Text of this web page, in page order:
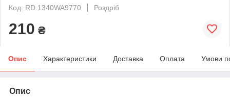
Код: RD.1340WA9770
Роздріб
210 ₴
Опис Характеристики Доставка Оплата Умови
Опис